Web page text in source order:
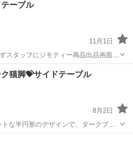
ーブル
11月1日
す。 ※早い方からお渡し
テーブル サイドテーブル
猫脚💝サイドテーブル
8月2日
な半円形のデザインで、ダークブラ
丸みを帯びたアンティークなフォル
、クラシックな雰囲気を醸し出して